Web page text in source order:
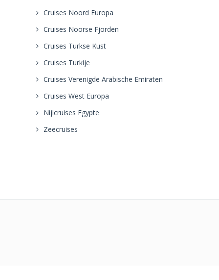
Cruises Noord Europa
Cruises Noorse Fjorden
Cruises Turkse Kust
Cruises Turkije
Cruises Verenigde Arabische Emiraten
Cruises West Europa
Nijlcruises Egypte
Zeecruises